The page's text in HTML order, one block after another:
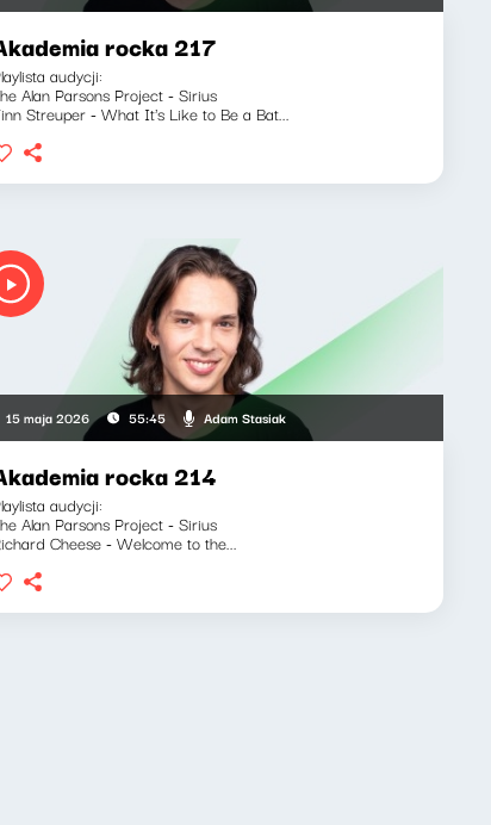
rocka 217
audycji:
Alan Parsons Project - Sirius
Streuper - What It's Like to Be a Bat...
15 maja 2026 55:45 Adam Stasiak
rocka 214
audycji:
Alan Parsons Project - Sirius
Cheese - Welcome to the...